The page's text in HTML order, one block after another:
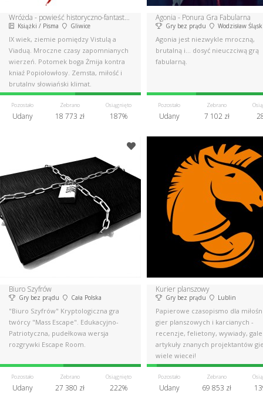
Wróżda - powieść historyczno-fantastyczna
Książki / Pisma Gliwice
IX wiek, ziemie pomiędzy Vistulą a
Viaduą. Mroczne czasy zapomnianych
wierzeń. Potomek boga Żmija kontra
kniaź Popiołowłosy. Zemsta, miłość i
brutalny słowiański klimat.
Pozostało
Udany
Zebrano
18 773 zł
Osiągnięto
187%
Agonia - Ponura Gra Fabularna
Gry bez prądu Wodzisław
Agonia jest niezwykle mroczną,
brutalną i... dosyć nieuczciwą grą
fabularną.
Pozostało
Udany
Zebrano
7 102 zł
Biuro Szyfrów
Gry bez prądu Cała Polska
"Biuro Szyfrów" Kryptologiczna gra
twórcy "Mass Escape". Edukacyjno-
Patriotyczna, pudełkowa wersja
rozgrywki Escape Room.
Pozostało
Udany
Zebrano
27 380 zł
Osiągnięto
222%
Kurier planszowy
Gry bez prądu Lublin
Papierowe czasopismo dla
gier planszowych i karcianych -
recenzje, felietony, wywiady,
artykuły znanych projektantów
wiele więcej!
Pozostało
Udany
Zebrano
69 853 zł